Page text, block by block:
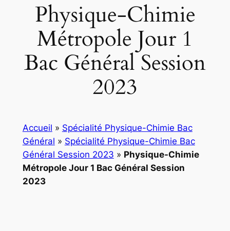
Physique-Chimie
Métropole Jour 1
Bac Général Session
2023
Accueil » Spécialité Physique-Chimie Bac
Général » Spécialité Physique-Chimie Bac
Général Session 2023 » Physique-Chimie
Métropole Jour 1 Bac Général Session
2023